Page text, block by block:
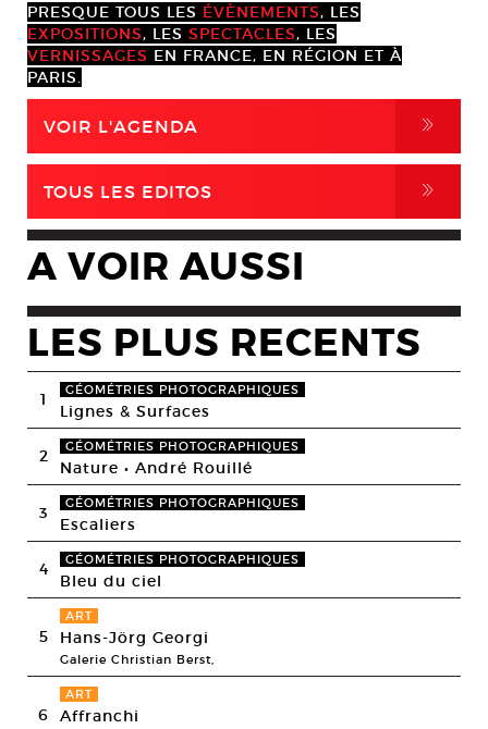
PRESQUE TOUS LES ÉVÈNEMENTS, LES
EXPOSITIONS, LES SPECTACLES, LES
VERNISSAGES EN FRANCE, EN RÉGION ET À
PARIS.
VOIR L'AGENDA ,
TOUS LES EDITOS ,
A VOIR AUSSI
LES PLUS RECENTS
1 GÉOMÉTRIES PHOTOGRAPHIQUES
Lignes & Surfaces
2 GÉOMÉTRIES PHOTOGRAPHIQUES
Nature • André Rouillé
3 GÉOMÉTRIES PHOTOGRAPHIQUES
Escaliers
4 GÉOMÉTRIES PHOTOGRAPHIQUES
Bleu du ciel
5
ART
Hans-Jörg Georgi
Galerie Christian Berst,
6
ART
Affranchi